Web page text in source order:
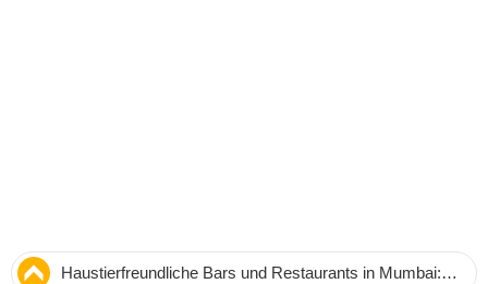
Haustierfreundliche Bars und Restaurants in Mumbai: